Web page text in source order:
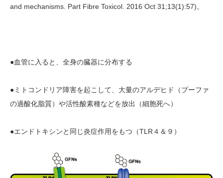
and mechanisms. Part Fibre Toxicol. 2016 Oct 31;13(1):57)。
●血管に入ると、全身の臓器に分布する
●ミトコンドリア障害を起こして、大量のアルデヒド（プーファ
の過酸化脂質）や活性酸素種などを放出（細胞死へ）
●エンドトキシンと同じ炎症作用をもつ（TLR４＆９）